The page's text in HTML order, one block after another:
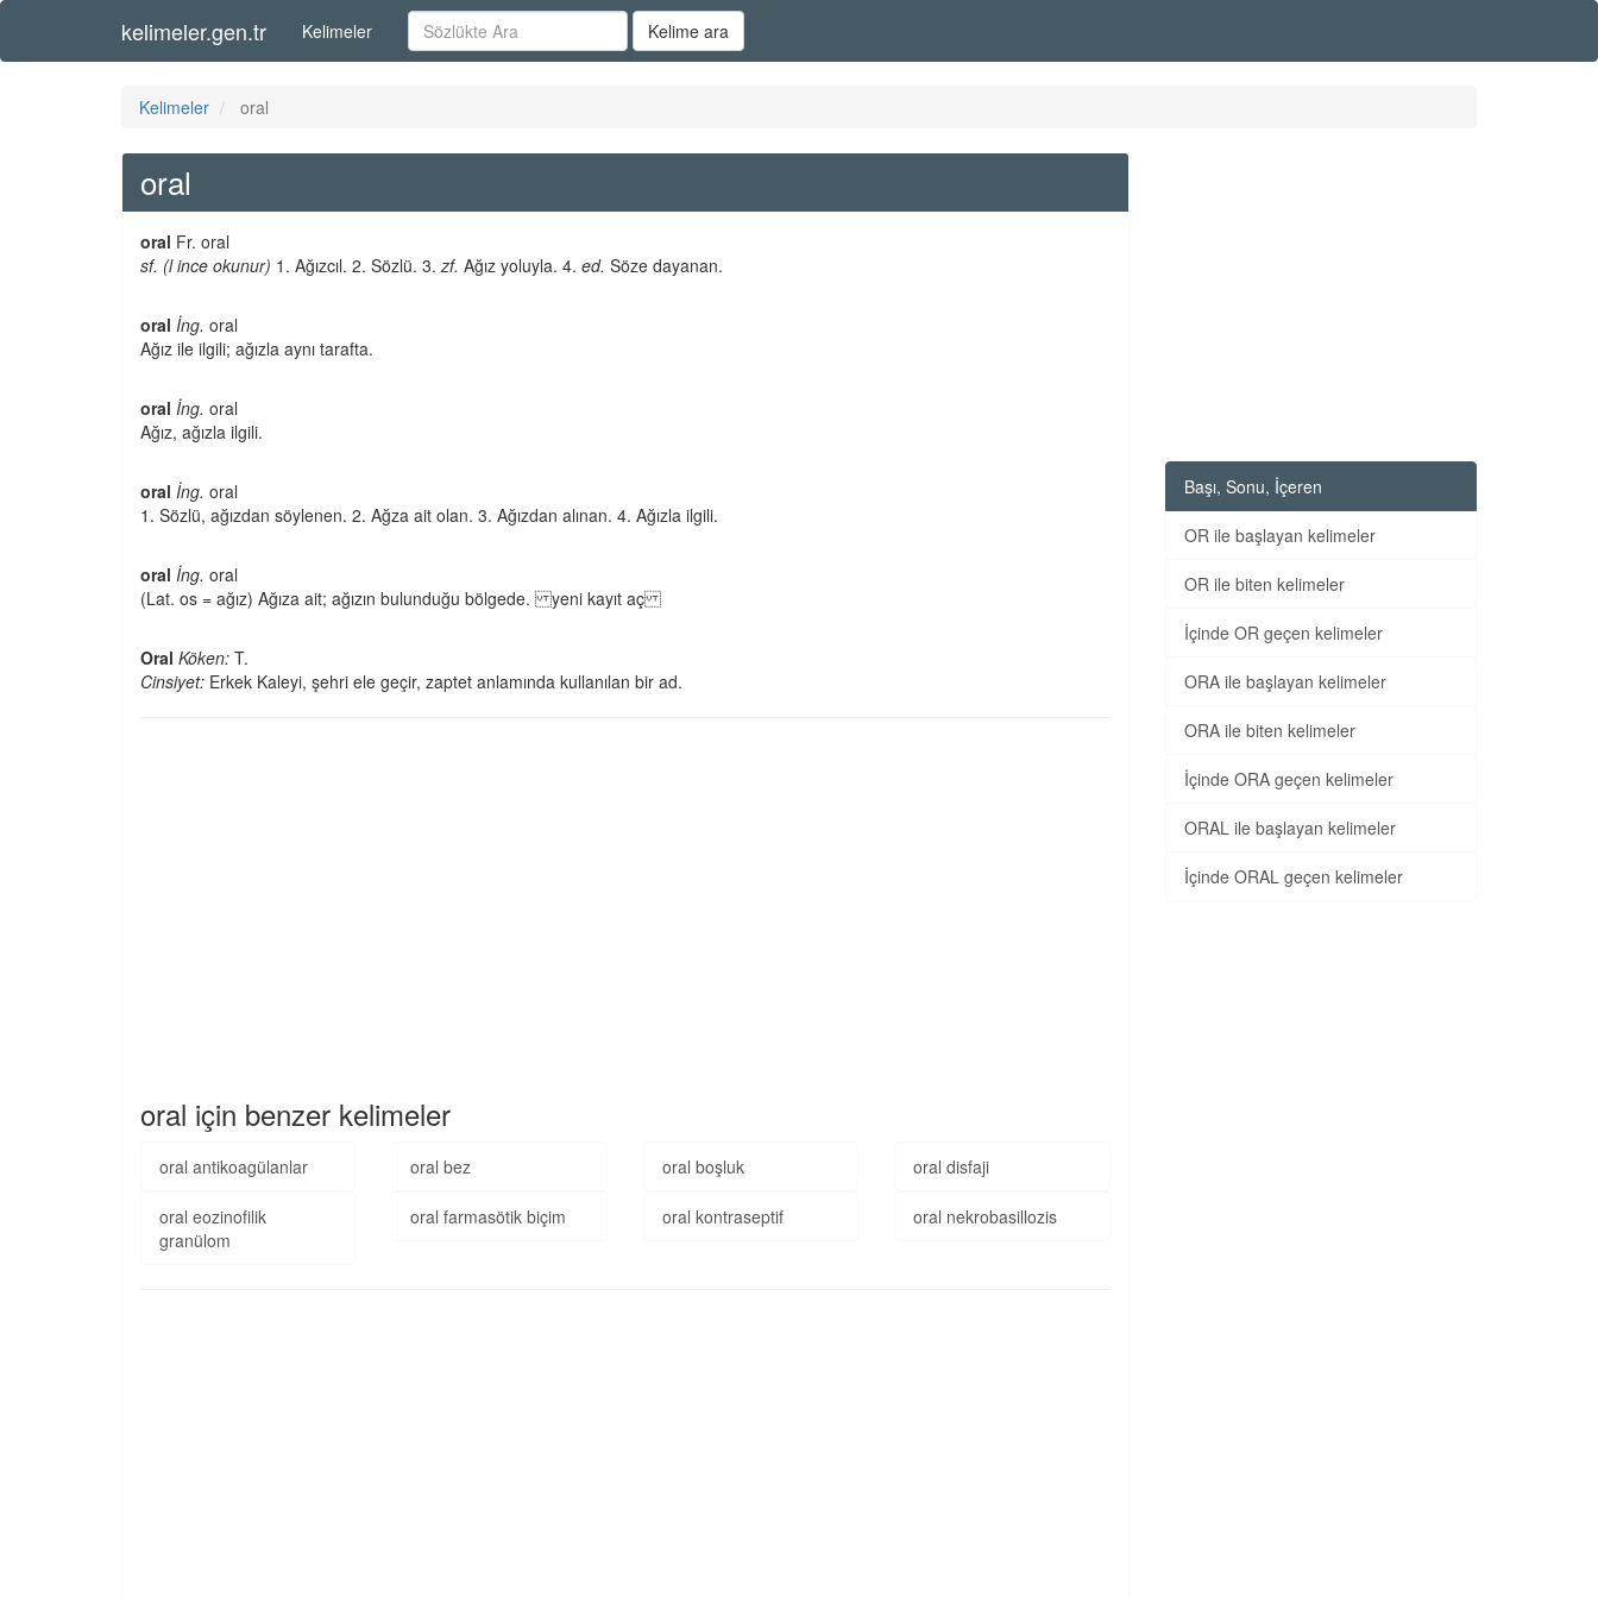
kelimeler.gen.tr Kelimeler Kelime ara
Kelimeler oral
oral
oral Fr. oral
sf. (l ince okunur) 1. Ağızcıl. 2. Sözlü. 3.zf. Ağız yoluyla. 4. ed. Söze dayanan.
oral İng. oral
Ağız ile ilgili; ağızla aynı tarafta.
oral İng. oral
Ağız, ağızla ilgili.
oral İng. oral
1. Sözlü, ağızdan söylenen. 2. Ağza ait olan. 3. Ağızdan alınan. 4. Ağızla ilgili.
oral İng. oral
(Lat. os = ağız) Ağıza ait; ağızın bulunduğu bölgede. yeni kayıt aç
Oral Köken: T.
Cinsiyet: Erkek Kaleyi, şehri ele geçir, zaptet anlamında kullanılan bir ad.
oral için benzer kelimeler
oral antikoagülanlar oral bez oral boşluk oral disfaji
oral eozinofilik
granülom
oral farmasötik biçim oral kontraseptif oral nekrobasillozis
Başı, Sonu, İçeren
OR ile başlayan kelimeler
OR ile biten kelimeler
İçinde OR geçen kelimeler
ORA ile başlayan kelimeler
ORA ile biten kelimeler
İçinde ORA geçen kelimeler
ORAL ile başlayan kelimeler
İçinde ORAL geçen kelimeler